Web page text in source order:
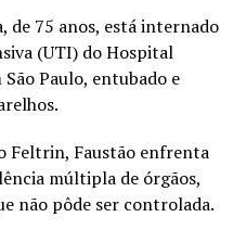
de 75 anos, está internado
(UTI) do Hospital
Paulo, entubado e
Feltrin, Faustão enfrenta
múltipla de órgãos,
não pôde ser controlada.